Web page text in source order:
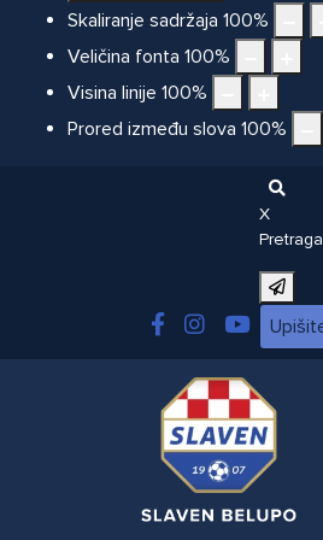
Skaliranje sadržaja 100%
Veličina fonta 100%
Visina linije 100%
Prored između slova 100%
X
Pretraga